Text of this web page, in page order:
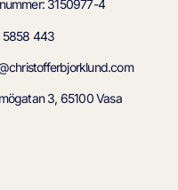
3150977-4
443
3, 65100 Vasa